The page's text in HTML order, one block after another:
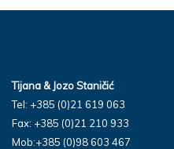
Tijana & Jozo Staničić
Tel: +385 (0)21 619 063
Fax: +385 (0)21 210 933
Mob:+385 (0)98 603 467